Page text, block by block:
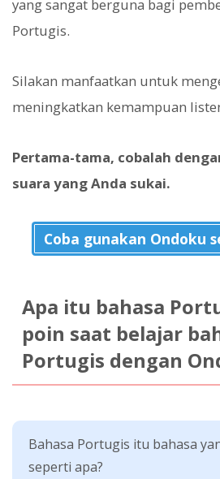
yang sangat berguna bagi
Portugis.
Silakan manfaatkan untuk
meningkatkan kemampuan
Pertama-tama, cobalah
suara yang Anda sukai.
Coba gunakan Ondoku
Apa itu bahasa
poin saat belajar
Portugis dengan
Bahasa Portugis itu bahasa
seperti apa?